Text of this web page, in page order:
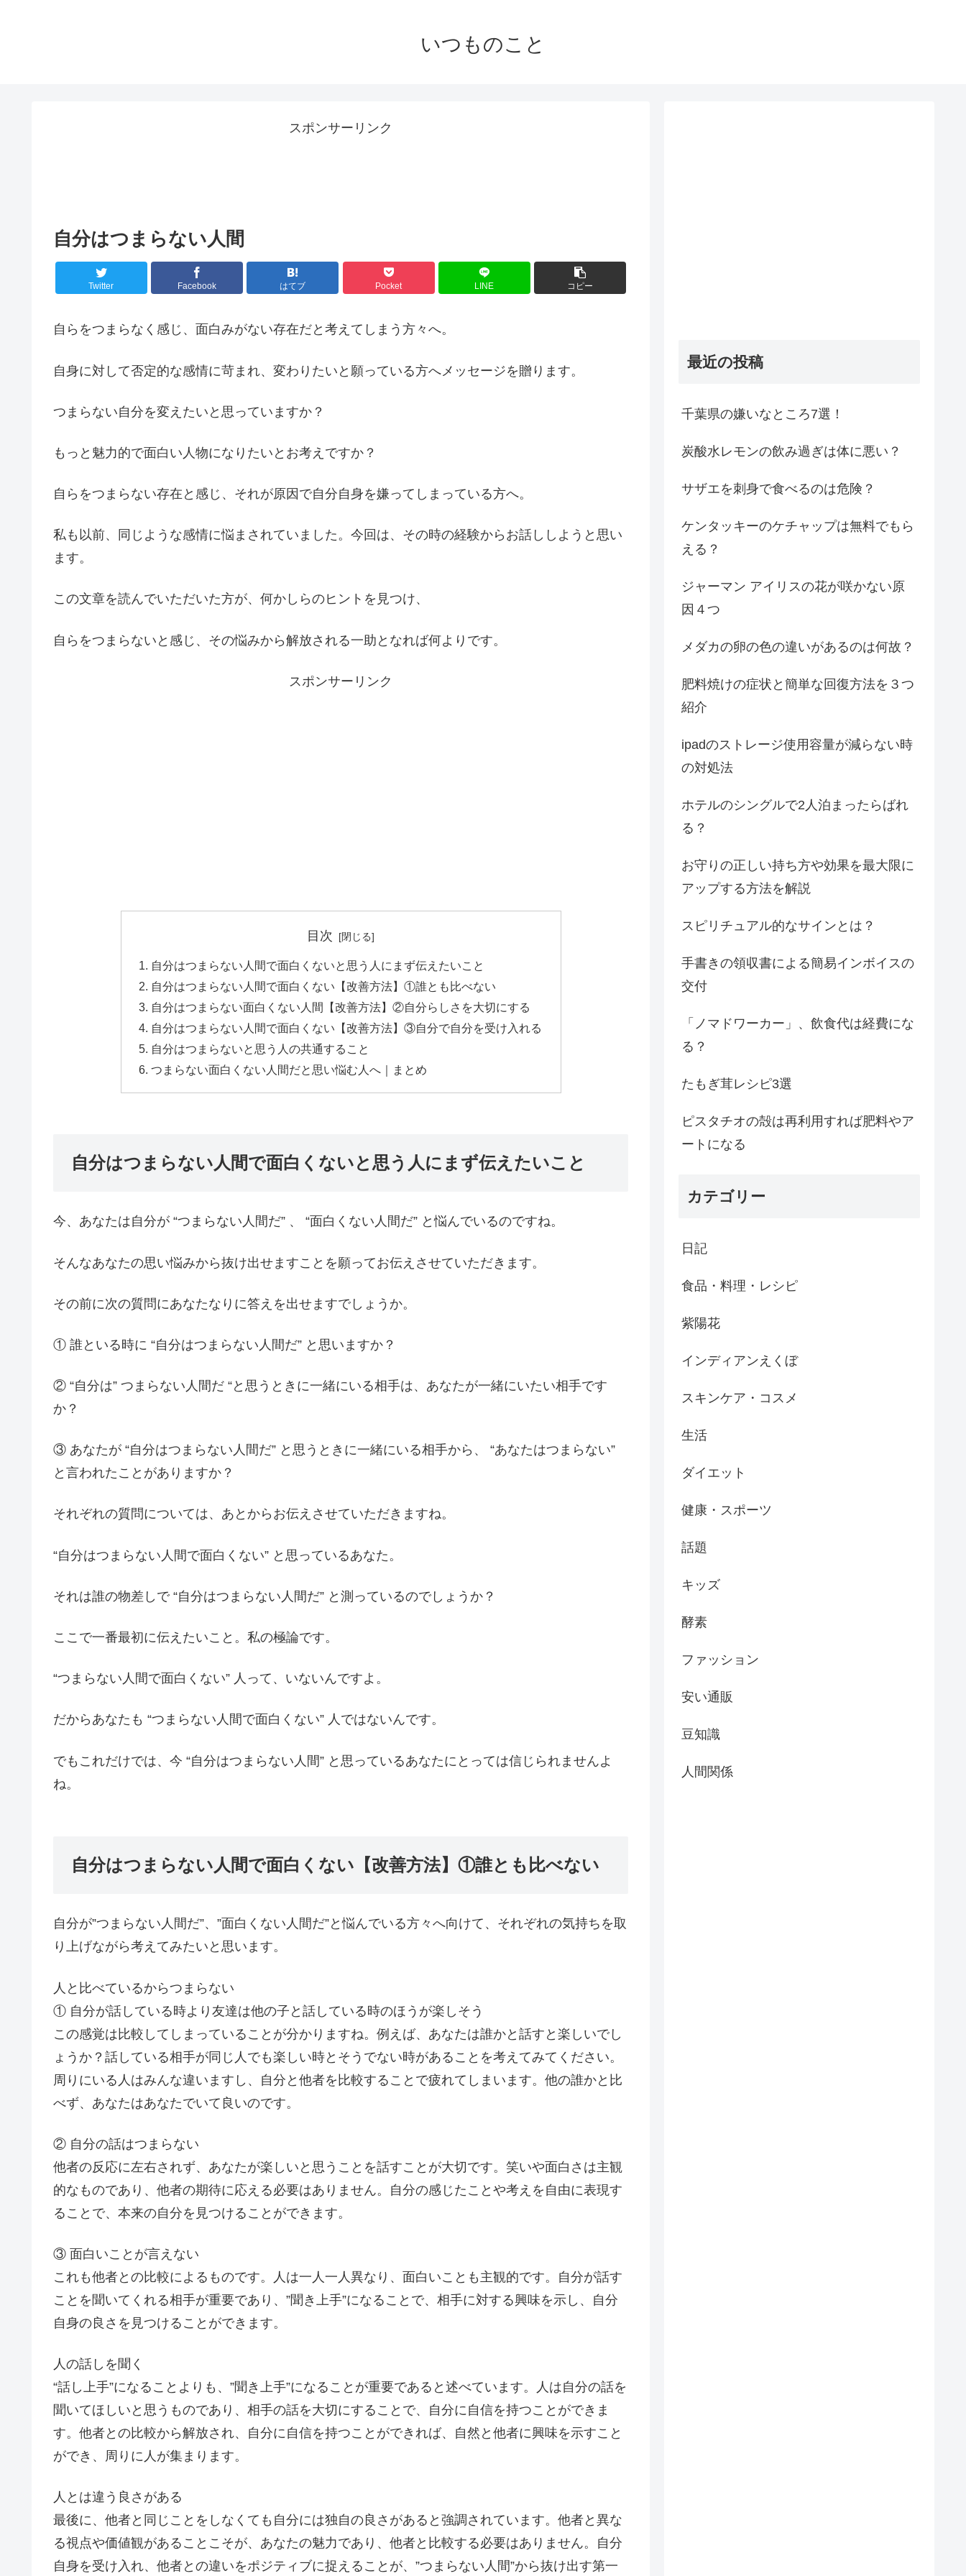
いつものこと
スポンサーリンク
自分はつまらない人間
Twitter Facebook はてブ Pocket LINE コピー
自らをつまらなく感じ、面白みがない存在だと考えてしまう方々へ。
自身に対して否定的な感情に苛まれ、変わりたいと願っている方へメッセージを贈ります。
つまらない自分を変えたいと思っていますか？
もっと魅力的で面白い人物になりたいとお考えですか？
自らをつまらない存在と感じ、それが原因で自分自身を嫌ってしまっている方へ。
私も以前、同じような感情に悩まされていました。今回は、その時の経験からお話ししようと思い
ます。
この文章を読んでいただいた方が、何かしらのヒントを見つけ、
自らをつまらないと感じ、その悩みから解放される一助となれば何よりです。
スポンサーリンク
目次
自分はつまらない人間で面白くないと思う人にまず伝えたいこと
自分はつまらない人間で面白くない【改善方法】①誰とも比べない
自分はつまらない面白くない人間【改善方法】②自分らしさを大切にする
自分はつまらない人間で面白くない【改善方法】③自分で自分を受け入れる
自分はつまらないと思う人の共通すること
つまらない面白くない人間だと思い悩む人へ｜まとめ
自分はつまらない人間で面白くないと思う人にまず伝えたいこと
今、あなたは自分が “つまらない人間だ” 、 “面白くない人間だ” と悩んでいるのですね。
そんなあなたの思い悩みから抜け出せますことを願ってお伝えさせていただきます。
その前に次の質問にあなたなりに答えを出せますでしょうか。
① 誰といる時に “自分はつまらない人間だ” と思いますか？
② “自分は” つまらない人間だ “と思うときに一緒にいる相手は、あなたが一緒にいたい相手です
か？
③ あなたが “自分はつまらない人間だ” と思うときに一緒にいる相手から、 “あなたはつまらない”
と言われたことがありますか？
それぞれの質問については、あとからお伝えさせていただきますね。
“自分はつまらない人間で面白くない” と思っているあなた。
それは誰の物差しで “自分はつまらない人間だ” と測っているのでしょうか？
ここで一番最初に伝えたいこと。私の極論です。
“つまらない人間で面白くない” 人って、いないんですよ。
だからあなたも “つまらない人間で面白くない” 人ではないんです。
でもこれだけでは、今 “自分はつまらない人間” と思っているあなたにとっては信じられませんよ
ね。
自分はつまらない人間で面白くない【改善方法】①誰とも比べない
自分が”つまらない人間だ”、”面白くない人間だ”と悩んでいる方々へ向けて、それぞれの気持ちを取
り上げながら考えてみたいと思います。
人と比べているからつまらない
① 自分が話している時より友達は他の子と話している時のほうが楽しそう
この感覚は比較してしまっていることが分かりますね。例えば、あなたは誰かと話すと楽しいでし
ょうか？話している相手が同じ人でも楽しい時とそうでない時があることを考えてみてください。
周りにいる人はみんな違いますし、自分と他者を比較することで疲れてしまいます。他の誰かと比
べず、あなたはあなたでいて良いのです。
② 自分の話はつまらない
他者の反応に左右されず、あなたが楽しいと思うことを話すことが大切です。笑いや面白さは主観
的なものであり、他者の期待に応える必要はありません。自分の感じたことや考えを自由に表現す
ることで、本来の自分を見つけることができます。
③ 面白いことが言えない
これも他者との比較によるものです。人は一人一人異なり、面白いことも主観的です。自分が話す
ことを聞いてくれる相手が重要であり、”聞き上手”になることで、相手に対する興味を示し、自分
自身の良さを見つけることができます。
人の話しを聞く
“話し上手”になることよりも、”聞き上手”になることが重要であると述べています。人は自分の話を
聞いてほしいと思うものであり、相手の話を大切にすることで、自分に自信を持つことができま
す。他者との比較から解放され、自分に自信を持つことができれば、自然と他者に興味を示すこと
ができ、周りに人が集まります。
人とは違う良さがある
最後に、他者と同じことをしなくても自分には独自の良さがあると強調されています。他者と異な
る視点や価値観があることこそが、あなたの魅力であり、他者と比較する必要はありません。自分
自身を受け入れ、他者との違いをポジティブに捉えることが、”つまらない人間”から抜け出す第一
最近の投稿
千葉県の嫌いなところ7選！
炭酸水レモンの飲み過ぎは体に悪い？
サザエを刺身で食べるのは危険？
ケンタッキーのケチャップは無料でもら
える？
ジャーマン アイリスの花が咲かない原
因４つ
メダカの卵の色の違いがあるのは何故？
肥料焼けの症状と簡単な回復方法を３つ
紹介
ipadのストレージ使用容量が減らない時
の対処法
ホテルのシングルで2人泊まったらばれ
る？
お守りの正しい持ち方や効果を最大限に
アップする方法を解説
スピリチュアル的なサインとは？
手書きの領収書による簡易インボイスの
交付
「ノマドワーカー」、飲食代は経費にな
る？
たもぎ茸レシピ3選
ピスタチオの殻は再利用すれば肥料やア
ートになる
カテゴリー
日記
食品・料理・レシピ
紫陽花
インディアンえくぼ
スキンケア・コスメ
生活
ダイエット
健康・スポーツ
話題
キッズ
酵素
ファッション
安い通販
豆知識
人間関係